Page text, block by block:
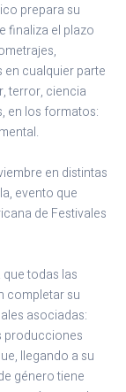
prepara su
finaliza el plazo
cualquier parte
terror, ciencia
en los formatos:
en distintas
evento que
de Festivales
todas las
completar su
asociadas:
producciones
llegando a su
género tiene